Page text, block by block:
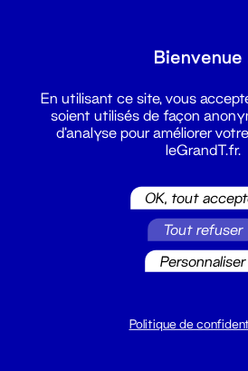
billetterie@leGrandT.fr
Bienvenue
En utilisant ce site, vous
soient utilisés de façon
d'analyse pour améliorer
leGrandT.fr.
OK, tout
Tout refuser
Personnaliser
Politique de